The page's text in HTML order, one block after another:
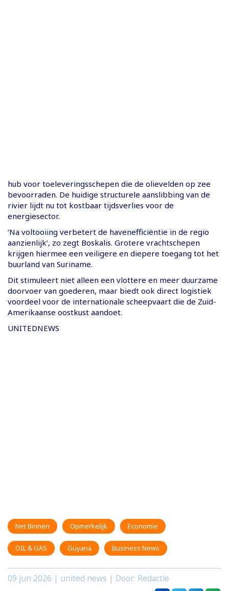
hub voor toeleveringsschepen die de olievelden op zee
bevoorraden. De huidige structurele aanslibbing van de
rivier lijdt nu tot kostbaar tijdsverlies voor de
energiesector.
‘Na voltooiing verbetert de havenefficiëntie in de regio
aanzienlijk’, zo zegt Boskalis. Grotere vrachtschepen
krijgen hiermee een veiligere en diepere toegang tot het
buurland van Suriname.
Dit stimuleert niet alleen een vlottere en meer duurzame
doorvoer van goederen, maar biedt ook direct logistiek
voordeel voor de internationale scheepvaart die de Zuid-
Amerikaanse oostkust aandoet.
UNITEDNEWS
Net Binnen Opmerkelijk Economie
OIL & GAS Guyana Business News
09 jun 2026 | united news | Door: Redactie